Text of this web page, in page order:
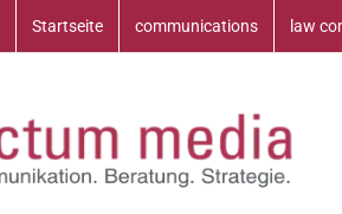
Startseite communications law